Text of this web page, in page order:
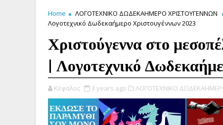
Home ΛΟΓΟΤΕΧΝΙΚΟ ΔΩΔΕΚΑΗΜΕΡΟ ΧΡΙΣΤΟΥΓΕΝΝΩΝ
Λογοτεχνικό Δωδεκαήμερο Χριστουγέννων 2023
Χριστούγεννα στο
| Λογοτεχνικό
Κέφαλος 3 years ago ΛΟΓΟΤΕΧΝΙΚΟ